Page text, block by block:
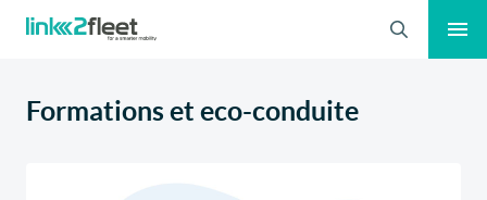
Recherche
Formations et eco-conduite